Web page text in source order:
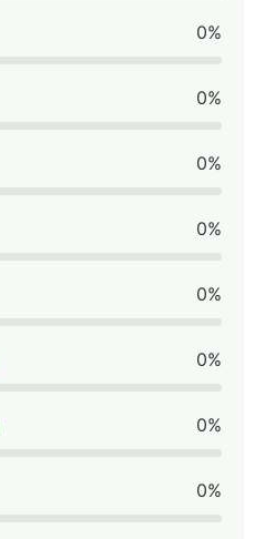
0%
0%
0%
0%
0%
0%
0%
0%